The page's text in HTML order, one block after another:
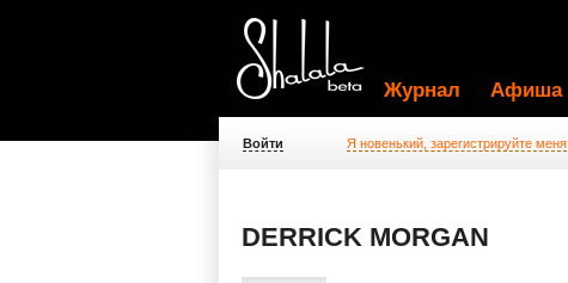
Журнал Афиша
Войти Я новенький, зарегистрируйте меня
DERRICK MORGAN